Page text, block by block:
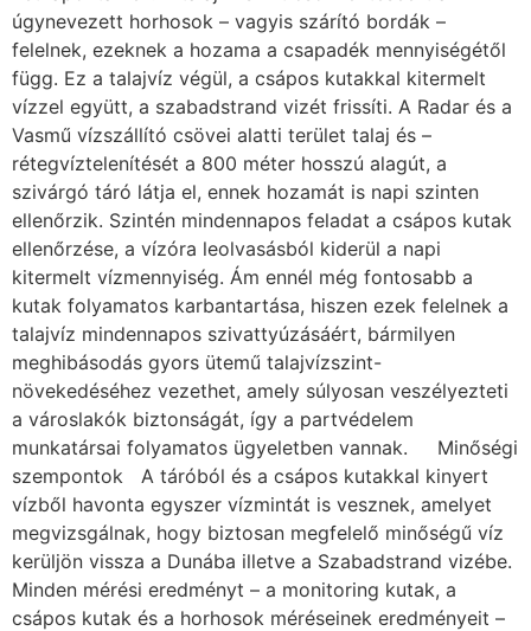
úgynevezett horhosok – vagyis szárító bordák –
felelnek, ezeknek a hozama a csapadék mennyiségétől
függ. Ez a talajvíz végül, a csápos kutakkal kitermelt
vízzel együtt, a szabadstrand vizét frissíti. A Radar és a
Vasmű vízszállító csövei alatti terület talaj és –
rétegvíztelenítését a 800 méter hosszú alagút, a
szivárgó táró látja el, ennek hozamát is napi szinten
ellenőrzik. Szintén mindennapos feladat a csápos kutak
ellenőrzése, a vízóra leolvasásból kiderül a napi
kitermelt vízmennyiség. Ám ennél még fontosabb a
kutak folyamatos karbantartása, hiszen ezek felelnek a
talajvíz mindennapos szivattyúzásáért, bármilyen
meghibásodás gyors ütemű talajvízszint-
növekedéséhez vezethet, amely súlyosan veszélyezteti
a városlakók biztonságát, így a partvédelem
munkatársai folyamatos ügyeletben vannak. Minőségi
szempontok A táróból és a csápos kutakkal kinyert
vízből havonta egyszer vízmintát is vesznek, amelyet
megvizsgálnak, hogy biztosan megfelelő minőségű víz
kerüljön vissza a Dunába illetve a Szabadstrand vizébe.
Minden mérési eredményt – a monitoring kutak, a
csápos kutak és a horhosok méréseinek eredményeit –